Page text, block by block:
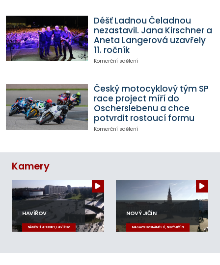
Déšť Ladnou Čeladnou
nezastavil. Jana Kirschner a
Aneta Langerová uzavřely
11. ročník
Komerční sdělení
Český motocyklový tým SP
race project míří do
Oscherslebenu a chce
potvrdit rostoucí formu
Komerční sdělení
Kamery
HAVÍŘOV
NÁMĚSTÍ REPUBLIKY, HAVÍŘOV
NOVÝ JIČÍN
MASARYKOVO NÁMĚSTÍ, NOVÝ JIČÍN